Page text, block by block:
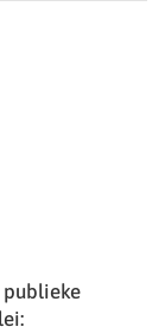
publieke